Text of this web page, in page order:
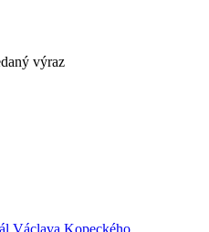
výraz
Václava Kopeckého